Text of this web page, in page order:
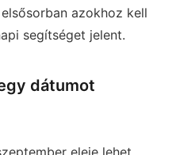
azokhoz kell
segítséget jelent.
dátumot